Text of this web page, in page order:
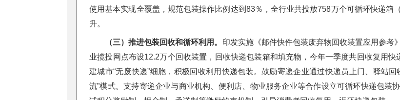
使用基本实现全覆盖，规范包装操作比例达到83％，全行业共投放758万个可循环快递箱
升。
（三）推进包装回收和循环利用。 印发实施《邮件快件包装废弃物回收装置应用参
业揽投网点布设12.2万个回收装置，回收快递包装箱和填充物，今年一季度共回收复用快
建城市“无废快递”细胞，积极回收利用快递包装。鼓励寄递企业通过快递员上门、驿站
流”模式。支持寄递企业与商业机构、便利店、物业服务企业等合作设立可循环快递包装